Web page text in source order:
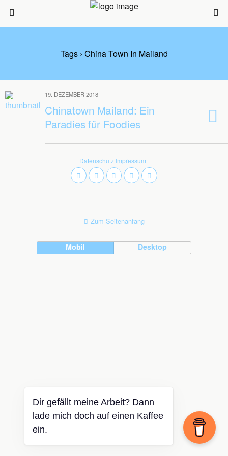
Tags › China Town In Mailand
19. DEZEMBER 2018
Chinatown Mailand: Ein
Paradies für Foodies
Datenschutz Impressum
Zum Seitenanfang
Mobil Desktop
Dir gefällt meine Arbeit? Dann
lade mich doch auf einen Kaffee
ein.